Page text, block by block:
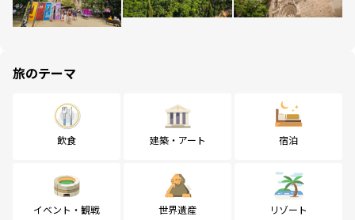
旅のテーマ
飲食 建築・アート 宿泊
イベント・観戦 世界遺産 リゾート